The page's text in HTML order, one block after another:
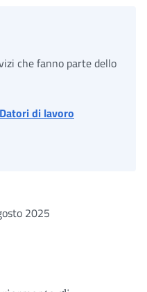
2025
che fanno parte dello
di lavoro